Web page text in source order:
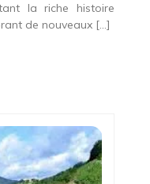
la riche histoire
de nouveaux […]